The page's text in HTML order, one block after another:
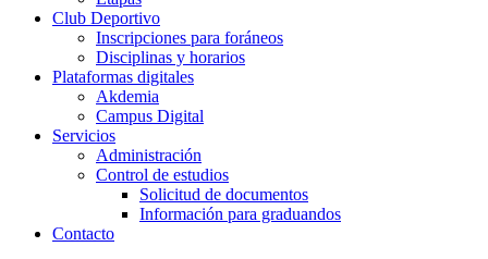
Club Deportivo
Inscripciones para foráneos
Disciplinas y horarios
Plataformas digitales
Akdemia
Campus Digital
Servicios
Administración
Control de estudios
Solicitud de documentos
Información para graduandos
Contacto